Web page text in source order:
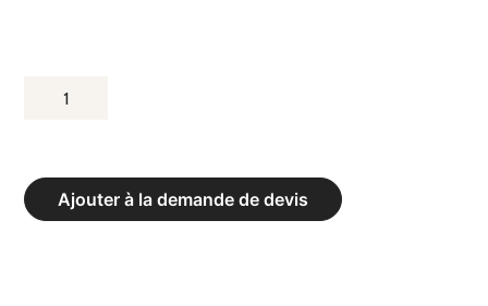
Ajouter à la demande de devis
QUANTITÉ
D’APPEL
ECOLE